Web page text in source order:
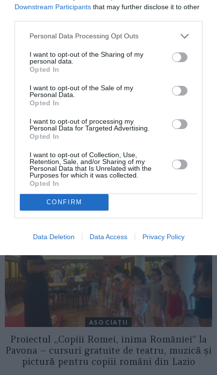
Downstream Participants that may further disclose it to other
Personal Data Processing Opt Outs
I want to opt-out of the Sharing of my
personal data.
Opted In
I want to opt-out of the Sale of my
Personal Data.
Opted In
I want to opt-out of processing my
Personal Data for Targeted Advertising.
Opted In
I want to opt-out of Collection, Use,
Retention, Sale, and/or Sharing of my
Personal Data that Is Unrelated with the
Purposes for which it was collected.
Opted In
CONFIRM
Data Deletion Data Access Privacy Policy
AȚI PUTEA DORI DE
ASEMENEA
ITALIA
Concursul Miss Badante 2026: informații
despre înscrieri și participare
ASOCIAŢII
Proiectul „Copiii Romei, inima României” la
Pavona – cursuri gratuite de teatru, muzică și
pictură pentru copiii români din Lazio